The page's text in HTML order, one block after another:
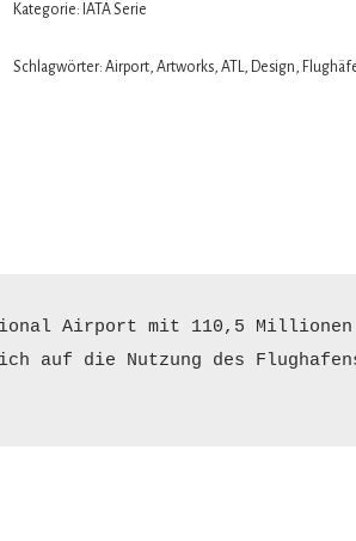
Kategorie: IATA Serie
Schlagwörter:Airport,Artworks,ATL, Design,
Airport mit 110,5 Millionen
auf die Nutzung des